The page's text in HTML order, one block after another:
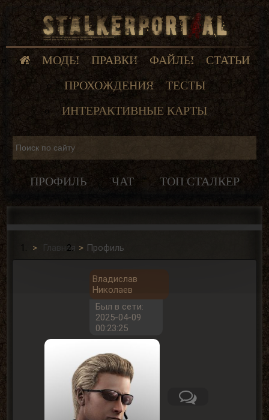
МОДЫ ПРАВКИ ФАЙЛЫ
СТАТЬИ
ПРОХОЖДЕНИЯ
ТЕСТЫ
ИНТЕРАКТИВНЫЕ КАРТЫ
ПРОФИЛЬ ЧАТ ТОП СТАЛКЕР
Главная Профиль
Владислав
Николаев
Был в сети:
2025-04-09
00:23:25